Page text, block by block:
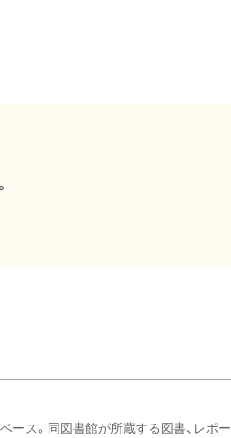
ス。同図書館が所蔵する図書、レポー